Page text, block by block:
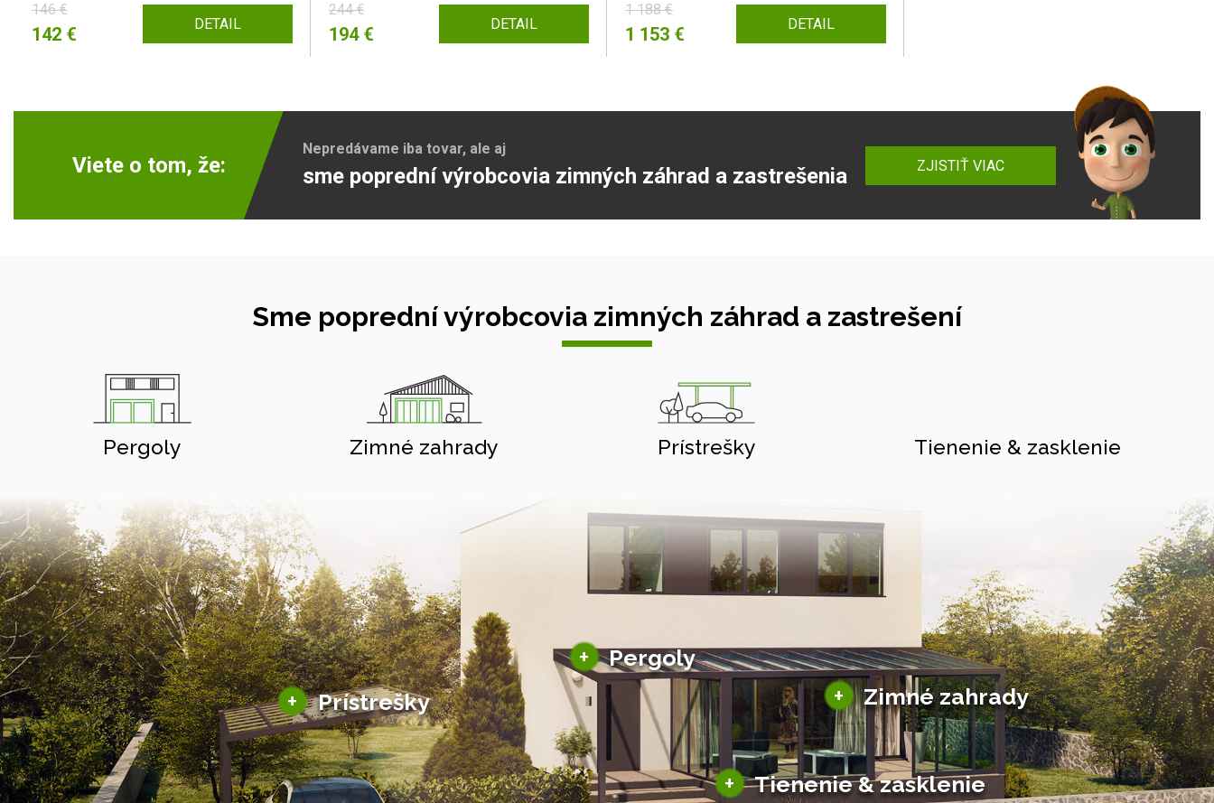
146 €
142 € DETAIL
244 €
194 € DETAIL
1 188 €
1 153 € DETAIL
Viete o tom, že:
Nepredávame iba tovar, ale aj
sme poprední výrobcovia zimných záhrad a zastrešenia ZJISTIŤ VIAC
Sme poprední výrobcovia zimných záhrad a zastrešení
Pergoly Zimné zahrady Prístrešky Tienenie & zasklenie
+ Pergoly
Hliníkové pergoly
Bioklimatické pergoly
Altány a zastrešenie
Solárne pergoly
+ Zimné zahrady
Sezónne zimné záhrady
Hliníkové zimné záhrady
Posuvné zimné záhrady
Solárne zimné záhrady
+ Prístrešky
Hliníkové prístrešky
Solárne prístrešky pre auto
+ Tienenie & zasklenie